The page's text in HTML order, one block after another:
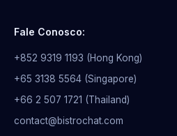
Fale Conosco:
+852 9319 1193 (Hong Kong)
+65 3138 5564 (Singapore)
+66 2 507 1721 (Thailand)
contact@bistrochat.com